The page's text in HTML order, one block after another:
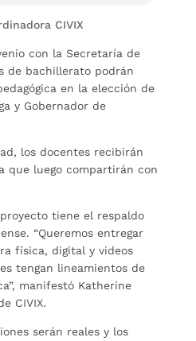
CIVIX
con la Secretaría de
de bachillerato podrán
en la elección de
y Gobernador de
los docentes recibirán
que luego compartirán con
tiene el respaldo
“Queremos entregar
física, digital y videos
tengan lineamientos de
manifestó Katherine
CIVIX.
serán reales y los